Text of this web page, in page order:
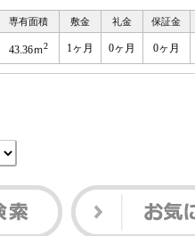
専有面積 敷金 礼金 保証金
43.36ｍ2 1ヶ月 0ヶ月 0ヶ月